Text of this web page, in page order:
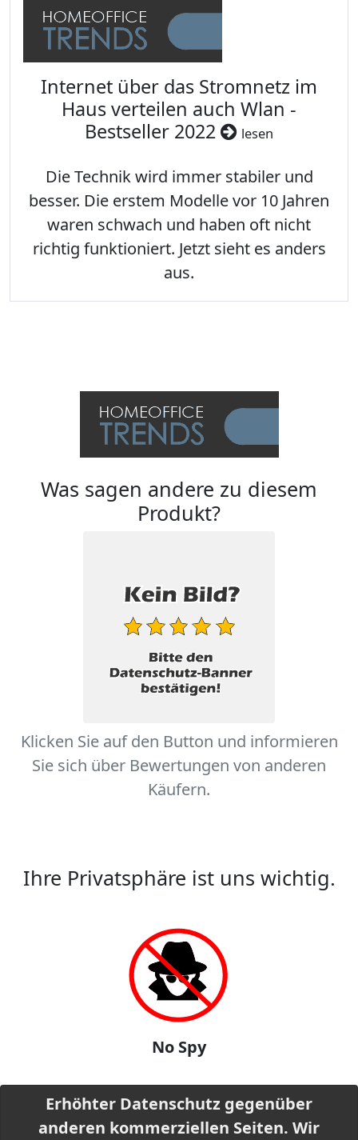
Internet über das Stromnetz im
Haus verteilen auch Wlan -
Bestseller 2022
lesen
Die Technik wird immer stabiler und
besser. Die erstem Modelle vor 10 Jahren
waren schwach und haben oft nicht
richtig funktioniert. Jetzt sieht es anders
aus.
Was sagen andere zu diesem
Produkt?
Klicken Sie auf den Button und informieren
Sie sich über Bewertungen von anderen
Käufern.
Ihre Privatsphäre ist uns wichtig.
No Spy
Erhöhter Datenschutz gegenüber
anderen kommerziellen Seiten. Wir